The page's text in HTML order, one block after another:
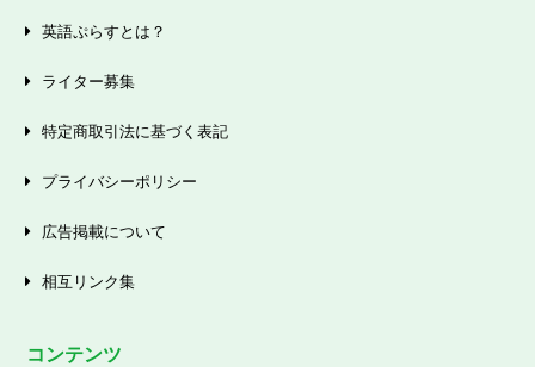
英語ぷらすとは？
ライター募集
特定商取引法に基づく表記
プライバシーポリシー
広告掲載について
相互リンク集
コンテンツ